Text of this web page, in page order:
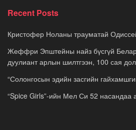
Recent Posts
Кристофер Ноланы трауматай
Жеффри Эпштейны найз бүсгүй
дуулиант арлын шилтгээн, 100 сая
“Солонгосын эдийн засгийн
“Spice Girls”-ийн Мел Си 52 насандаа